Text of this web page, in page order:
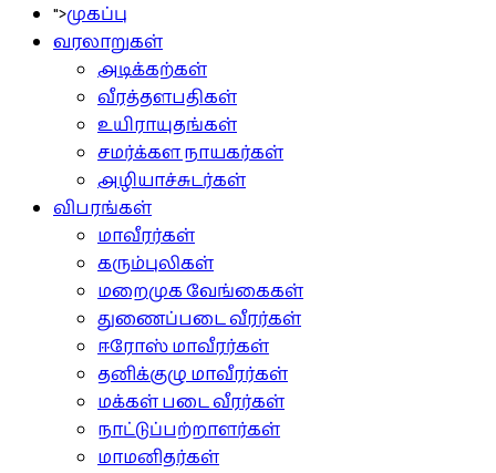
">முகப்பு
வரலாறுகள்
அடிக்கற்கள்
வீரத்தளபதிகள்
உயிராயுதங்கள்
சமர்க்கள நாயகர்கள்
அழியாச்சுடர்கள்
விபரங்கள்
மாவீரர்கள்
கரும்புலிகள்
மறைமுக வேங்கைகள்
துணைப்படை வீரர்கள்
ஈரோஸ் மாவீரர்கள்
தனிக்குழு மாவீரர்கள்
மக்கள் படை வீரர்கள்
நாட்டுப்பற்றாளர்கள்
மாமனிதர்கள்